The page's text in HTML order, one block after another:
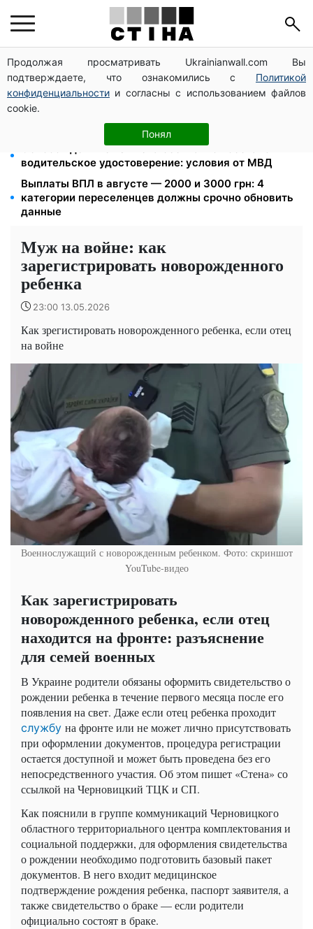
Продолжая просматривать Ukrainianwall.com Вы
подтверждаете, что ознакомились с Политикой
конфиденциальности и согласны с использованием файлов
cookie.
Понял
125 грн за куб воды: закон №4777 запустил двойное
подорожание тарифов в регионах
Новый знак на центральной улице: водителям
грузовиков запретили остановку — штраф до 680
Освобожденные из плена бесплатно восстановят
водительское удостоверение: условия от МВД
Выплаты ВПЛ в августе — 2000 и 3000 грн: 4
категории переселенцев должны срочно обновить
данные
Муж на войне: как
зарегистрировать новорожденного
ребенка
23:00 13.05.2026
Как зрегистировать новорожденного ребенка, если отец
на войне
Военнослужащий с новорожденным ребенком. Фото: скриншот
YouTube-видео
Как зарегистрировать
новорожденного ребенка, если отец
находится на фронте: разъяснение
для семей военных
В Украине родители обязаны оформить свидетельство о
рождении ребенка в течение первого месяца после его
появления на свет. Даже если отец ребенка проходит
службу на фронте или не может лично присутствовать
при оформлении документов, процедура регистрации
остается доступной и может быть проведена без его
непосредственного участия. Об этом пишет «Стена» со
ссылкой на Черновицкий ТЦК и СП.
Как пояснили в группе коммуникаций Черновицкого
областного территориального центра комплектования и
социальной поддержки, для оформления свидетельства
о рождении необходимо подготовить базовый пакет
документов. В него входит медицинское
подтверждение рождения ребенка, паспорт заявителя, а
также свидетельство о браке — если родители
официально состоят в браке.